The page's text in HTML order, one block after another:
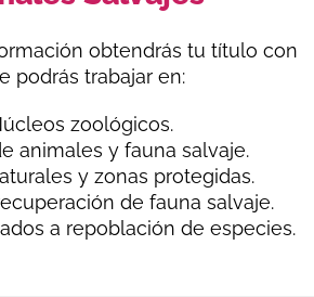
obtendrás tu título con
podrás trabajar en:
zoológicos.
animales y fauna salvaje.
y zonas protegidas.
de fauna salvaje.
a repoblación de especies.